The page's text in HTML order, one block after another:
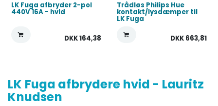
LK Fuga afbryder 2-pol
440V 16A - hvid
DKK164,38
Trådløs Philips Hue
kontakt/lysdæmper til
LK Fuga
DKK 663,81
LK Fuga afbrydere hvid - Lauritz
Knudsen